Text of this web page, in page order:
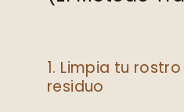
1. Limpia tu
residuo